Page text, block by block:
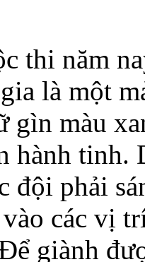
thi năm
là một
gìn màu
hành tinh.
đội phải
các vị
giành